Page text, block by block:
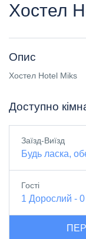
Хостел
Опис
Хостел Hotel Miks
Доступно
Заїзд-Виїзд
Будь ласка,
Гості
1 Дорослий - 0